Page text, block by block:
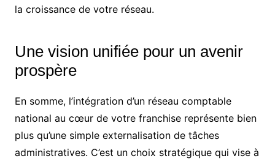
la croissance de votre réseau.
Une vision unifiée pour un avenir
prospère
En somme, l’intégration d’un réseau comptable
national au cœur de votre franchise représente bien
plus qu’une simple externalisation de tâches
administratives. C’est un choix stratégique qui vise à